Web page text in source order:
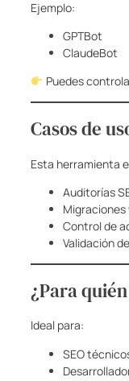
Ejemplo:
GPTBot
ClaudeBot
Puedes
Casos de
Esta herramienta
Auditorías
Migraciones
Control de
Validación
¿Para
Ideal para:
SEO